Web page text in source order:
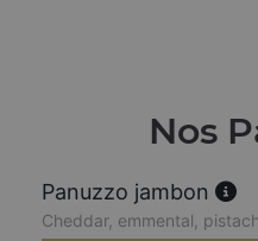
Nos
Panuzzo jambon
Cheddar, emmental,